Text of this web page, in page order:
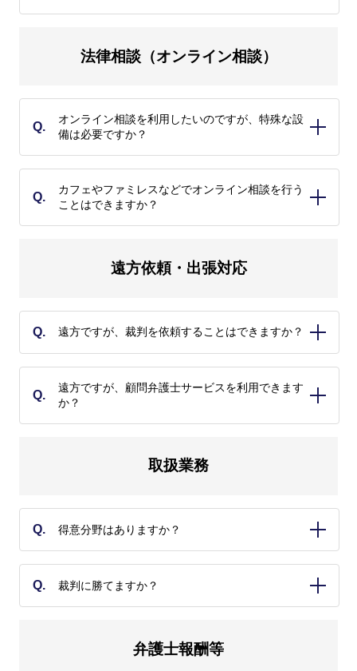
はい。当事務所指定の相談スペースを利用することで、対
面相談が実施可能です。なお、この場合の出張費用は無料
法律相談（オンライン相談）
Q.
オンライン相談を利用したいのですが、特殊な設
備は必要ですか？
いいえ。インターネット環境さえあれば、スマートフォ
ン、タブレット、パソコン等を利用してオンライン相談を
Q.
カフェやファミレスなどでオンライン相談を行う
ことはできますか？
いいえ。法律相談は、その性質上、個人情報やプライバシ
ー、機密情報等を取り扱います。そのため、オンライン相
遠方依頼・出張対応
Q. 遠方ですが、裁判を依頼することはできますか？
はい。裁判のIT化に伴い、全国各地から裁判のご依頼を承
っております。ただし、やむを得ず現地への出張が必要と
Q.
遠方ですが、顧問弁護士サービスを利用できます
か？
はい。顧問弁護士サービスは、メールや電話、オンライン
相談などのコミュニケーションがベースとなるため、遠方
宿泊費等の実費負担をお願いしております。
取扱業務
Q. 得意分野はありますか？
当事務所は、「裁判に強い法律事務所」として、「訴訟・
Q. 裁判に勝てますか？
訴訟は、証拠の偏在や対立当事者の訴訟活動、裁判官の判
断傾向など、様々な不確定要素によって結果が左右される
弁護士報酬等